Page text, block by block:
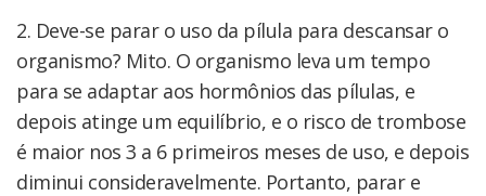
2. Deve-se parar o uso da pílula para descansar o
organismo? Mito. O organismo leva um tempo
para se adaptar aos hormônios das pílulas, e
depois atinge um equilíbrio, e o risco de trombose
é maior nos 3 a 6 primeiros meses de uso, e depois
diminui consideravelmente. Portanto, parar e